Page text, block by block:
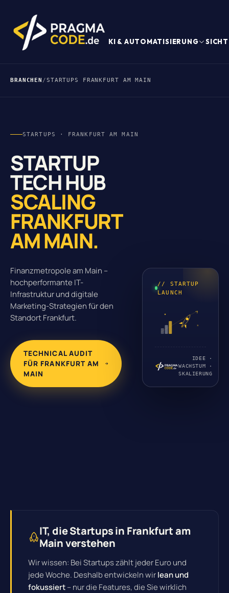
KI & AUTOMATISIERUNG
BRANCHEN /STARTUPS FRANKFURT AM MAIN
STARTUPS · FRANKFURT AM MAIN
STARTUP
TECH HUB
SCALING
FRANKFURT
AM MAIN.
Finanzmetropole am Main –
hochperformante IT-
Infrastruktur und digitale
Marketing-Strategien für den
Standort Frankfurt.
TECHNICAL AUDIT
FÜR FRANKFURT AM
MAIN
// STARTUP
LAUNCH
IDEE ·
WACHSTUM ·
SKALIERUNG
IT, die Startups in Frankfurt am
Main verstehen
Wir wissen: Bei Startups zählt jeder Euro und
jede Woche. Deshalb entwickeln wirlean und
fokussiert– nur die Features, die Sie wirklich